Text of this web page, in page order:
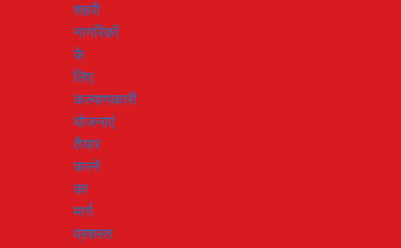
शहरी
नागरिकों
के
लिए
कल्याणकारी
योजनाएं
तैयार
करने
का
मार्ग
प्रशस्त